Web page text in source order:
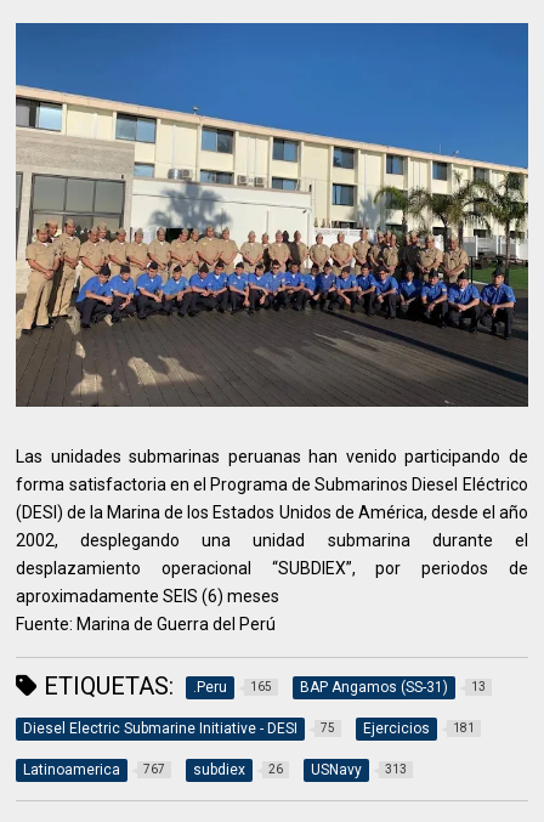
Las unidades submarinas peruanas han venido participando de
forma satisfactoria en el Programa de Submarinos Diesel Eléctrico
(DESI) de la Marina de los Estados Unidos de América, desde el año
2002, desplegando una unidad submarina durante el
desplazamiento operacional “SUBDIEX”, por periodos de
aproximadamente SEIS (6) meses
Fuente: Marina de Guerra del Perú
ETIQUETAS: .Peru 165 BAP Angamos (SS-31) 13
Diesel Electric Submarine Initiative - DESI 75 Ejercicios 181
Latinoamerica 767 subdiex 26 USNavy 313